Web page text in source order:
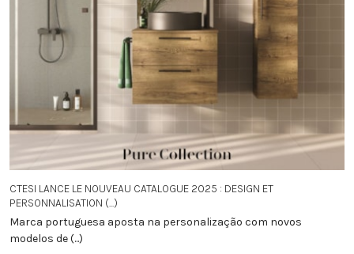
CTESI LANCE LE NOUVEAU CATALOGUE 2025 : DESIGN ET
PERSONNALISATION (...)
Marca portuguesa aposta na personalização com novos
modelos de (...)